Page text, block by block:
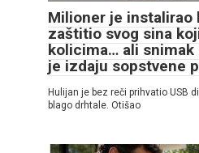
Milioner je instalirao
zaštitio svog sina
kolicima… ali
je izdaju sopstvene
Hulijan je bez reči prihvatio USB
blago drhtale. Otišao